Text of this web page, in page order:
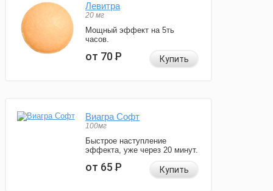
Левитра
20 мг
Мощный эффект на 5ть
часов.
от 70Р Купить
Виагра Софт
100мг
Быстрое наступление
эффекта, уже через 20 минут.
от 65Р Купить